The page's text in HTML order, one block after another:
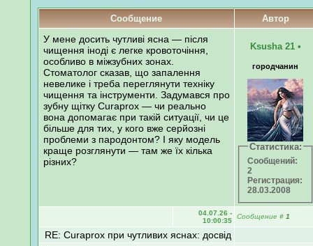
Сообщение Автор
У мене досить чутливі ясна — після
чищення іноді є легке кровоточіння,
особливо в міжзубних зонах.
Стоматолог сказав, що запалення
невелике і треба переглянути техніку
чищення та інструменти. Задумався про
зубну щітку Curaprox — чи реально
вона допомагає при такій ситуації, чи це
більше для тих, у кого вже серйозні
проблеми з пародонтом? І яку модель
краще розглянути — там же їх кілька
різних?
Ksusha 21 •
городчанин
Статистика:
Сообщений:
2
Регистрация:
28.03.2008
04.07.26 -
10:00:35
Сообщение # 1
RE: Curaprox при чутливих яснах: досвід